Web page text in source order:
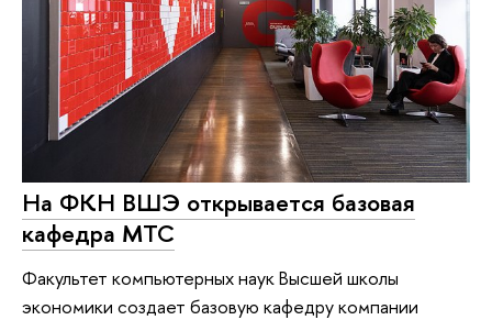
На ФКН ВШЭ открывается базовая
кафедра МТС
Факультет компьютерных наук Высшей школы
экономики создает базовую кафедру компании